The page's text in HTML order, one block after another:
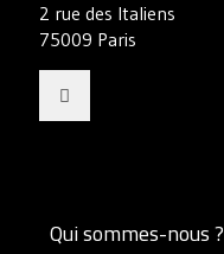
2 rue des Italiens
75009 Paris
Qui sommes-nous ?